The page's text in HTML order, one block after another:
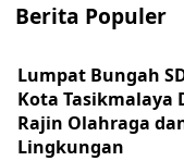
Berita Populer
Lumpat Bungah
Kota Tasikmalaya
Rajin Olahraga
Lingkungan